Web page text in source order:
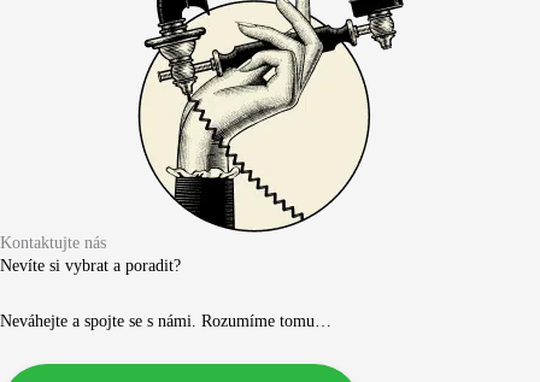
Kontaktujte nás
Nevíte si vybrat a poradit?
Neváhejte a spojte se s námi. Rozumíme tomu…